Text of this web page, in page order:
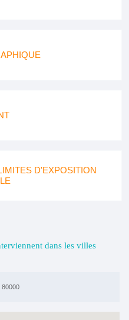
D'EXPOSITION
dans les villes
80000